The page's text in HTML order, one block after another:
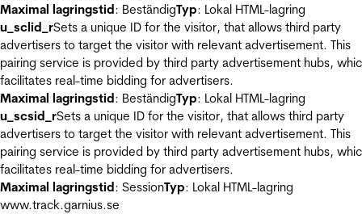
Maximal lagringstid: BeständigTyp: Lokal HTML-lagring
u_sclid_rSets a unique ID for the visitor, that allows third party
advertisers to target the visitor with relevant advertisement. This
pairing service is provided by third party advertisement hubs,
facilitates real-time bidding for advertisers.
Maximal lagringstid: BeständigTyp: Lokal HTML-lagring
u_scsid_rSets a unique ID for the visitor, that allows third party
advertisers to target the visitor with relevant advertisement. This
pairing service is provided by third party advertisement hubs,
facilitates real-time bidding for advertisers.
Maximal lagringstid: SessionTyp: Lokal HTML-lagring
www.track.garnius.se